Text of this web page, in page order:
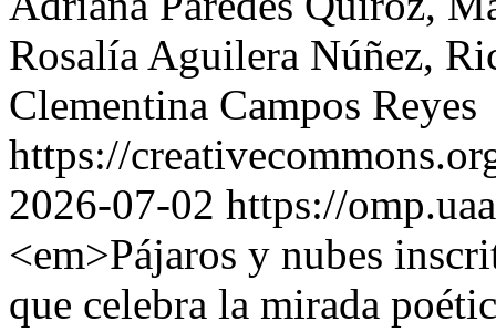
Rosalía Aguilera Núñez,
Clementina Campos Reyes
https://
2026-07-02 https://
<em>Pájaros y nubes
que celebra la mirada